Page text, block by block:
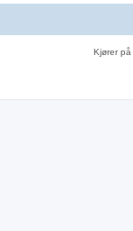
Kjører på